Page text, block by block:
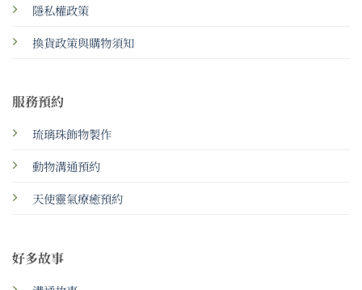
隱私權政策
換貨政策與購物須知
服務預約
琉璃珠飾物製作
動物溝通預約
天使靈氣療癒預約
好多故事